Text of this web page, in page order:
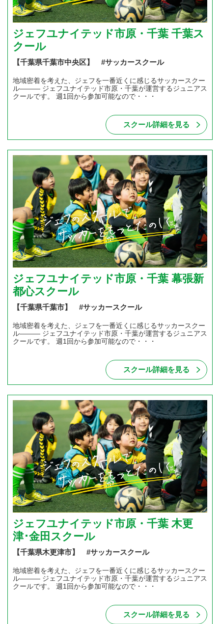
ジェフユナイテッド市原・千葉 千葉ス
クール
【千葉県千葉市中央区】 #サッカースクール
地域密着を考えた、ジェフを一番近くに感じるサッカースクー
ル――― ジェフユナイテッド市原・千葉が運営するジュニアス
クールです。 週1回から参加可能なので・・・
スクール詳細を見る
ジェフユナイテッド市原・千葉 幕張新
都心スクール
【千葉県千葉市】 #サッカースクール
地域密着を考えた、ジェフを一番近くに感じるサッカースクー
ル――― ジェフユナイテッド市原・千葉が運営するジュニアス
クールです。 週1回から参加可能なので・・・
スクール詳細を見る
ジェフユナイテッド市原・千葉 木更
津･金田スクール
【千葉県木更津市】 #サッカースクール
地域密着を考えた、ジェフを一番近くに感じるサッカースクー
ル――― ジェフユナイテッド市原・千葉が運営するジュニアス
クールです。 週1回から参加可能なので・・・
スクール詳細を見る